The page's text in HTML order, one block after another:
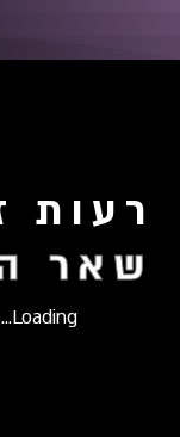
רעות
שאר
Loading...